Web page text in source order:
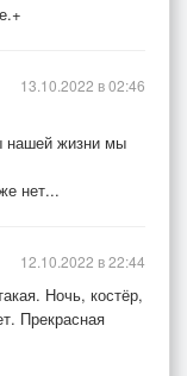
нашей жизни мы
нет...
13.10.2022 в 02:46
Ночь, костёр,
Прекрасная
12.10.2022 в 22:44